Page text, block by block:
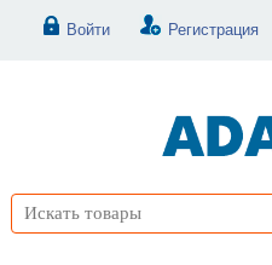
Войти Регистрация